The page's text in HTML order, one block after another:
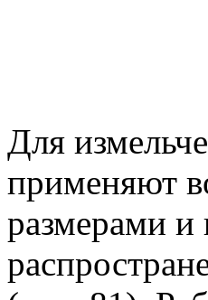
Для
применяют
размерами и